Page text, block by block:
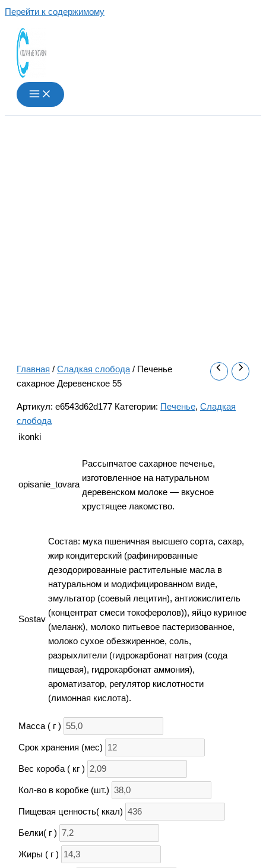
Перейти к содержимому
Главная / Сладкая слобода/ Печенье
сахарное Деревенское 55
Артикул: e6543d62d177 Категории: Печенье, Сладкая
слобода
ikonki
opisanie_tovara
Рассыпчатое сахарное печенье,
изготовленное на натуральном
деревенском молоке — вкусное
хрустящее лакомство.
Sostav
Состав: мука пшеничная высшего сорта, сахар,
жир кондитерский (рафинированные
дезодорированные растительные масла в
натуральном и модифицированном виде,
эмульгатор (соевый лецитин), антиокислитель
(концентрат смеси токоферолов)), яйцо куриное
(меланж), молоко питьевое пастеризованное,
молоко сухое обезжиренное, соль,
разрыхлители (гидрокарбонат натрия (сода
пищевая), гидрокарбонат аммония),
ароматизатор, регулятор кислотности
(лимонная кислота).
Масса ( г )
Срок хранения (мес)
Вес короба ( кг )
Кол-во в коробке (шт.)
Пищевая ценность( ккал)
Белки( г )
Жиры ( г )